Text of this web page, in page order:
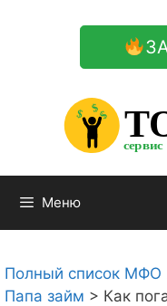
$
$
$
Меню
Полный список МФО
Папа займ > Как